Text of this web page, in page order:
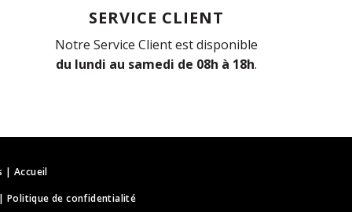
SERVICE CLIENT
Notre Service Client est disponible
du lundi au samedi de 08h à 18h.
|Accueil
Politique de confidentialité